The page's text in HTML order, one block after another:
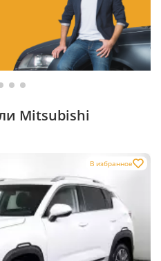
Mitsubishi
В избранное